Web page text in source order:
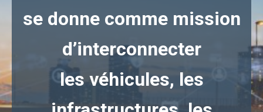
se donne comme mission
d’interconnecter
les véhicules, les